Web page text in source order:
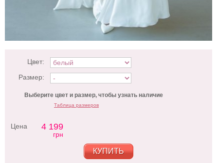
Цвет:
Размер:
Выберите цвет и размер, чтобы узнать наличие
Таблица размеров
Цена 4 199
грн
КУПИТЬ